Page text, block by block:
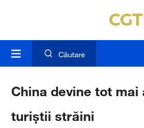
Căutare
China devine tot
turiștii străini